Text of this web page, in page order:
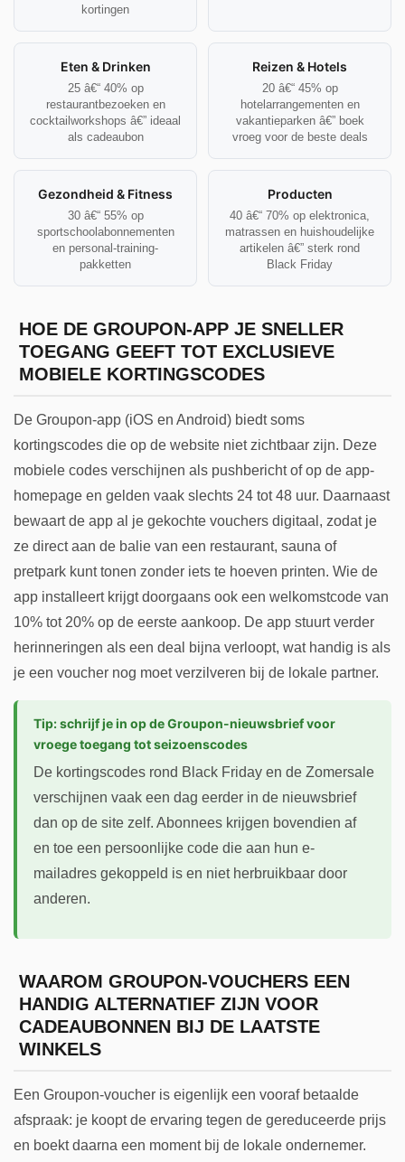
kortingen
Eten & Drinken
25 â€“ 40% op
restaurantbezoeken en
cocktailworkshops â€” ideaal
als cadeaubon
Reizen & Hotels
20 â€“ 45% op
hotelarrangementen en
vakantieparken â€” boek
vroeg voor de beste deals
Gezondheid & Fitness
30 â€“ 55% op
sportschoolabonnementen
en personal-training-
pakketten
Producten
40 â€“ 70% op elektronica,
matrassen en huishoudelijke
artikelen â€” sterk rond
Black Friday
HOE DE GROUPON-APP JE SNELLER
TOEGANG GEEFT TOT EXCLUSIEVE
MOBIELE KORTINGSCODES
De Groupon-app (iOS en Android) biedt soms
kortingscodes die op de website niet zichtbaar zijn. Deze
mobiele codes verschijnen als pushbericht of op de app-
homepage en gelden vaak slechts 24 tot 48 uur. Daarnaast
bewaart de app al je gekochte vouchers digitaal, zodat je
ze direct aan de balie van een restaurant, sauna of
pretpark kunt tonen zonder iets te hoeven printen. Wie de
app installeert krijgt doorgaans ook een welkomstcode van
10% tot 20% op de eerste aankoop. De app stuurt verder
herinneringen als een deal bijna verloopt, wat handig is als
je een voucher nog moet verzilveren bij de lokale partner.
Tip: schrijf je in op de Groupon-nieuwsbrief voor
vroege toegang tot seizoenscodes
De kortingscodes rond Black Friday en de Zomersale
verschijnen vaak een dag eerder in de nieuwsbrief
dan op de site zelf. Abonnees krijgen bovendien af
en toe een persoonlijke code die aan hun e-
mailadres gekoppeld is en niet herbruikbaar door
anderen.
WAAROM GROUPON-VOUCHERS EEN
HANDIG ALTERNATIEF ZIJN VOOR
CADEAUBONNEN BIJ DE LAATSTE
WINKELS
Een Groupon-voucher is eigenlijk een vooraf betaalde
afspraak: je koopt de ervaring tegen de gereduceerde prijs
en boekt daarna een moment bij de lokale ondernemer.